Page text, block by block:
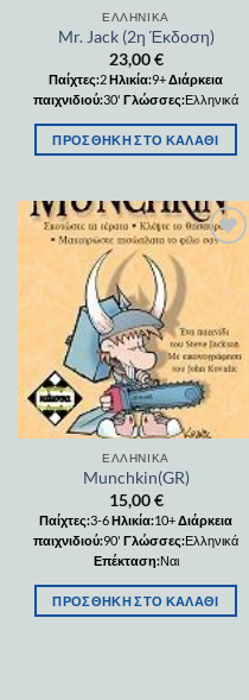
ΕΛΛΗΝΙΚΆ
Mr. Jack (2η Έκδοση)
23,00€
Παίχτες:2Ηλικία:9+Διάρκεια
παιχνιδιού:30' Γλώσσες:Ελληνικά
ΠΡΟΣΘΉΚΗ ΣΤΟ ΚΑΛΆΘΙ
ΕΛΛΗΝΙΚΆ
Munchkin(GR)
15,00€
Παίχτες:3-6Ηλικία:10+Διάρκεια
παιχνιδιού:90' Γλώσσες:Ελληνικά
Επέκταση:Ναι
ΠΡΟΣΘΉΚΗ ΣΤΟ ΚΑΛΆΘΙ